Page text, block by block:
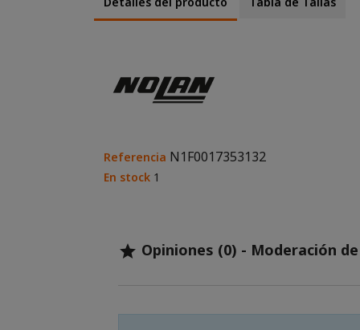
Referencia N1F0017353132
En stock 1
 Opiniones (0) - Moderación